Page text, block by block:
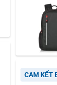
CAM KẾT